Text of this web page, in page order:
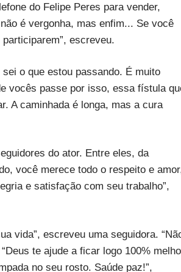
do Felipe Peres para vender,
é vergonha, mas enfim... Se você
escreveu.
o que estou passando. É muito
vocês passe por isso, essa fístula
A caminhada é longa, mas a cura
do ator. Entre eles, da
você merece todo o respeito e
e satisfação com seu trabalho”,
vida”, escreveu uma seguidora.
te ajude a ficar logo 100%
no seu rosto. Saúde paz!”,